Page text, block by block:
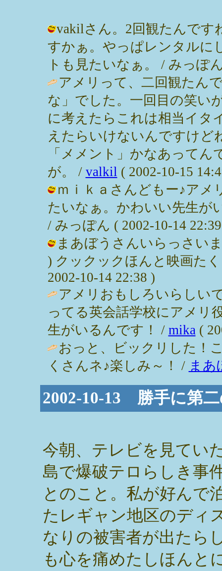
vakilさん。2回観たんです
すかぁ。やっぱレンタルに
トも見たいなぁ。 / みっぽ
アメリって、二回観たん
な」でした。一回目の笑い
に考えたらこれは相当イ
えたらいけないんですけど
「メメント」かなあって
が。 / valkil ( 2002-10-15
ｍｉｋａさんどもー♪アメ
たいなぁ。かわいい先生が
/ みっぽん ( 2002-10-14
まあぼうさんいらっさい
) クックックほんと映画た
2002-10-14 22:38 )
アメリおもしろいらし
ってる英会話学校にアメリ
生がいるんです！ / mika (
おっと、ビックリした！
くさんネ♪楽しみ～！ / まあ
2002-10-13 勝手に第
今朝、テレビを見てい
島で爆破テロらしき事
とのこと。私が好んで
たレギャン地区のディ
なりの被害者が出たら
も心を痛めたしほんと